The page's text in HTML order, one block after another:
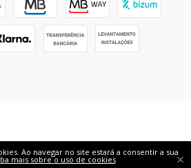
Ao navegar no site estará a consentir a sua
mais sobre o uso de cookies ×